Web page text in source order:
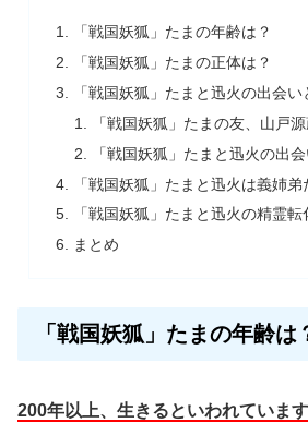
「戦国妖狐」たまの年齢は？
「戦国妖狐」たまの正体は？
「戦国妖狐」たまと迅火の出会い
「戦国妖狐」たまの友、山戸
「戦国妖狐」たまと迅火の出
「戦国妖狐」たまと迅火は義姉
「戦国妖狐」たまと迅火の精霊
まとめ
「戦国妖狐」たまの年齢は
200年以上、生きるといわれています